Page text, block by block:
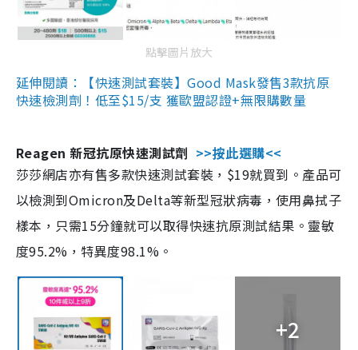
點擊圖片放大
延伸閱讀：【快速測試套裝】Good Mask發售3款抗原
快速檢測劑！低至$15/支 獲歐盟認證+無限購數量
Reagen 新冠抗原快速測試劑 >>按此選購<<
莎莎網店亦有售多款快速測試套裝，$19就買到。產品可
以檢測到Omicron及Delta等新型冠狀病毒，使用鼻拭子
樣本，只需15分鐘就可以取得快速抗原測試結果。靈敏
度95.2%，特異度98.1%。
+2